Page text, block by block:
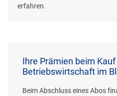
erfahren.
Ihre Prämien beim Kauf
Betriebswirtschaft im
Beim Abschluss eines Abos